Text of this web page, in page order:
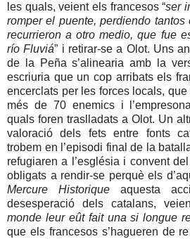
les quals, veient els francesos “ser
romper el puente, perdiendo
recurrieron a otro medio, que fue
río Fluviá” i retirar-se a Olot. Uns
de la Peña s’alinearia amb la
escriuria que un cop arribats els
encerclats per les forces locals,
més de 70 enemics i
quals foren traslladats a Olot. Un
valoració dels fets entre fonts
trobem en l’episodi final de la
refugiaren a l’església i convent
obligats a rendir-se perquè els
Mercure Historiqueaquesta
desesperació dels catalans,
monde leur eût fait una si longue
que els francesos s’hagueren de